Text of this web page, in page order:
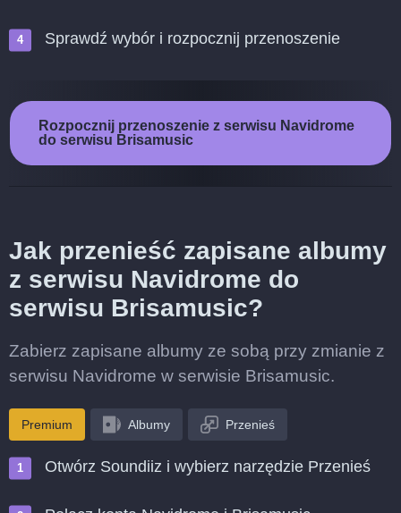
Sprawdź wybór i rozpocznij przenoszenie
Rozpocznij przenoszenie z serwisu Navidrome
do serwisu Brisamusic
Jak przenieść zapisane albumy
z serwisu Navidrome do
serwisu Brisamusic?
Zabierz zapisane albumy ze sobą przy zmianie z
serwisu Navidrome w serwisie Brisamusic.
Premium Albumy Przenieś
Otwórz Soundiiz i wybierz narzędzie Przenieś